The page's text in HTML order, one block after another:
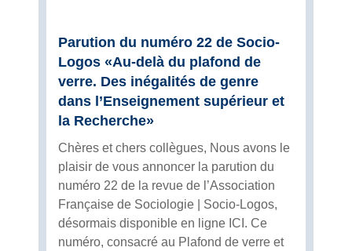
Parution du numéro 22 de Socio-
Logos «Au-delà du plafond de
verre. Des inégalités de genre
dans l’Enseignement supérieur et
la Recherche»
Chères et chers collègues, Nous avons le
plaisir de vous annoncer la parution du
numéro 22 de la revue de l’Association
Française de Sociologie | Socio-Logos,
désormais disponible en ligne ICI. Ce
numéro, consacré au Plafond de verre et